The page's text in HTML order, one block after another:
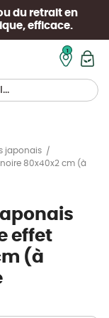
du retrait en
efficace.
japonais
80x40x2 cm (à
effet
(à